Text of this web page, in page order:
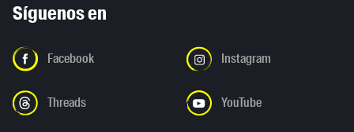
Síguenos en
Facebook Instagram
Threads YouTube